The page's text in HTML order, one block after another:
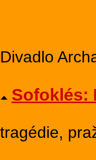
Divadlo
Sofoklés:
tragédie,